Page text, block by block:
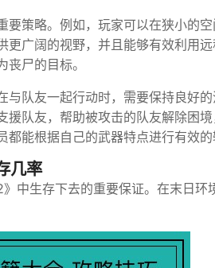
要策略。例如，玩家可以在狭小的
更广阔的视野，并且能够有效利用
尸的目标。
与队友一起行动时，需要保持良好
援队友，帮助被攻击的队友解除困
能根据自己的武器特点进行有效的
几率
中生存下去的重要保证。在末日